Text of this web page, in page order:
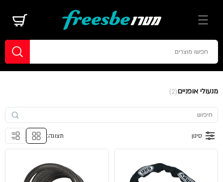
מנעולי אופניים(2)
סינון תצוגה: